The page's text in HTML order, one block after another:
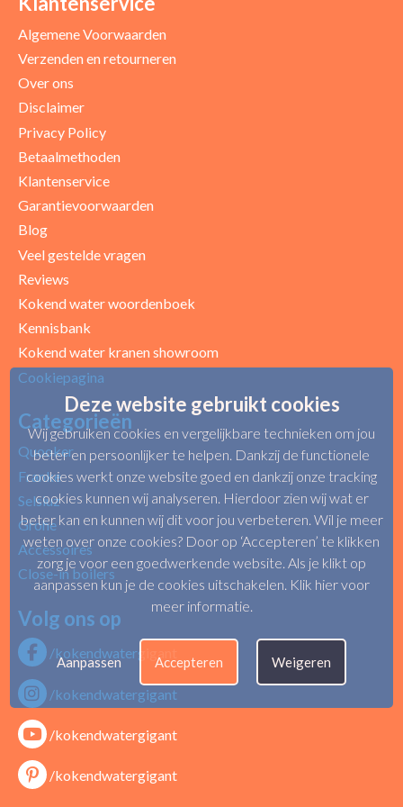
Uw beoordeling
Algemene Voorwaarden
Verzenden en retourneren
Over ons
Disclaimer
Privacy Policy
Betaalmethoden
Klantenservice
Garantievoorwaarden
Blog
Veel gestelde vragen
Reviews
Kokend water woordenboek
Kennisbank
Kokend water kranen showroom
Cookiepagina
Categorieën
Quooker
Franke
Selsiuz
Grohe
Accessoires
Close-in boilers
Volg ons op
/kokendwatergigant
/kokendwatergigant
/kokendwatergigant
/kokendwatergigant
Deze website gebruikt cookies
Wij gebruiken cookies en vergelijkbare technieken om jou
beter en persoonlijker te helpen. Dankzij de functionele
cookies werkt onze website goed en dankzij onze tracking
cookies kunnen wij analyseren. Hierdoor zien wij wat er
beter kan en kunnen wij dit voor jou verbeteren. Wil je meer
weten over onze cookies? Door op ‘Accepteren’ te klikken
zorg je voor een goedwerkende website. Als je klikt op
aanpassen kun je de cookies uitschakelen. Klik hier voor
meer informatie.
Aanpassen Accepteren Weigeren